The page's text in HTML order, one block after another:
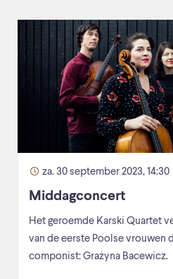
za. 30 september 2023, 14:30
Middagconcert
Het geroemde Karski Quartet
van de eerste Poolse vrouwen
componist: Grażyna Bacewicz.